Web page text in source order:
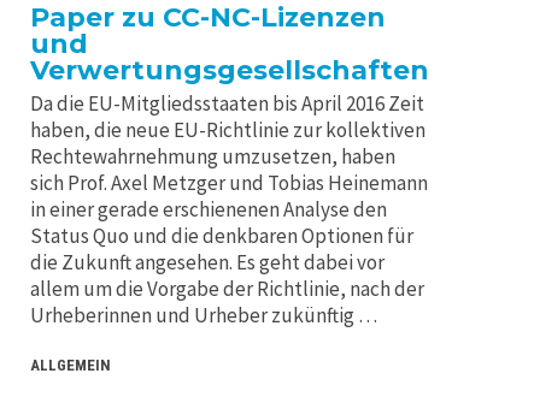
Paper zu CC-NC-Lizenzen
und
Verwertungsgesellschaften
Da die EU-Mitgliedsstaaten bis April 2016 Zeit
haben, die neue EU-Richtlinie zur kollektiven
Rechtewahrnehmung umzusetzen, haben
sich Prof. Axel Metzger und Tobias Heinemann
in einer gerade erschienenen Analyse den
Status Quo und die denkbaren Optionen für
die Zukunft angesehen. Es geht dabei vor
allem um die Vorgabe der Richtlinie, nach der
Urheberinnen und Urheber zukünftig …
ALLGEMEIN